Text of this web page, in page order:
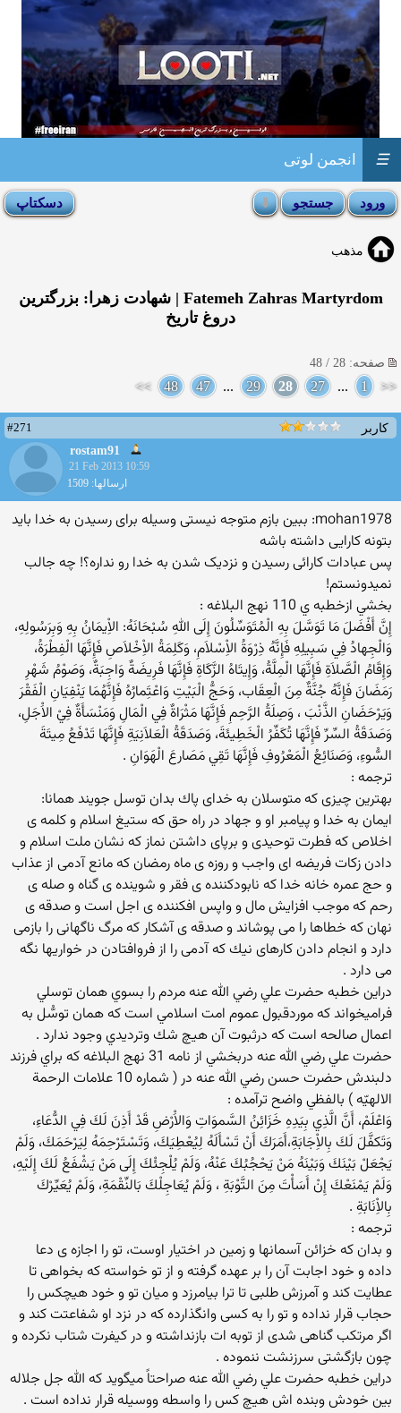
انجمن لوتی ☰
مذهب
Fatemeh Zahras Martyrdom | شهادت زهرا: بزرگترین
دروغ تاریخ
صفحه: 28 / 48
<<
1
...
27
28
29
...
47
48
>>
کاربر
#271
rostam91
21 Feb 2013 10:59
ارسالها: 1509
mohan1978: ببین بازم متوجه نیستی وسیله برای رسیدن به خدا باید
بتونه کارایی داشته باشه
پس عبادات کارائی رسیدن و نزدیک شدن به خدا رو نداره؟! چه جالب
نمیدونستم!
بخشي ازخطبه ي 110 نهج البلاغه :
إِنَّ أَفْضَلَ مَا تَوَسَّلَ بِهِ الْمُتَوَسِّلُونَ إِلَى اللهِ سُبْحَانَهُ: الاِْيمَانُ بِهِ وَبِرَسُولِهِ،
وَالْجِهادُ فِي سَبِيلِهِ فَإِنَّهُ ذِرْوَةُ الاِْسْلاَمِ، وَكَلِمَةُ الاِْخْلاَصِ فَإِنَّهَا الْفِطْرَةُ،
وَإِقَامُ الْصَّلاَةِ فَإِنَّهَا الْمِلَّةُ، وَإِيتَاهُ الزَّكَاةِ فَإِنَّهَا فَرِيضَةٌ وَاجِبَةٌ، وَصَوْمُ شَهْرِ
رَمَضَانَ فَإِنَّهُ جُنَّةٌ مِنَ الْعِقَاب، وَحَجُّ الْبَيْتِ وَاعْتَِمارُهُ فَإِنَّهُمَا يَنْفِيَانِ الْفَقْرَ
وَيَرْحَضَانِ الذَّنْبَ ، وَصِلَةُ الرَّحِمِ فَإِنَّهَا مَثْرَاةٌ فِي الْمَالِ وَمَنْسَأَةٌ فِيْ الاَْجَلِ،
وَصَدَقَةُ السِّرِّ فَإِنَّهَا تُكَفِّرُ الْخَطِيئَةَ، وَصَدَقَةُ الْعَلاَنِيَةِ فَإِنَّهَا تَدْفَعُ مِيتَةَ
السُّوءِ، وَصَنَائِعُ الْمَعْرُوفِ فَإِنَّهَا تَقِي مَصَارعَ الْهَوَانِ .
ترجمه :
بهترين چيزى كه متوسلان به خداى پاك بدان توسل جويند همانا:
ايمان به خدا و پيامبر او و جهاد در راه حق كه ستيغ اسلام و كلمه ى
اخلاص كه فطرت توحيدى و برپاى داشتن نماز كه نشان ملت اسلام و
دادن زكات فريضه اى واجب و روزه ى ماه رمضان كه مانع آدمى از عذاب
و حج عمره خانه خدا كه نابودكننده ى فقر و شوينده ى گناه و صله ى
رحم كه موجب افزايش مال و واپس افكننده ى اجل است و صدقه ى
نهان كه خطاها را مى پوشاند و صدقه ى آشكار كه مرگ ناگهانى را بازمى
دارد و انجام دادن كارهاى نيك كه آدمى را از فروافتادن در خواريها نگه
مى دارد .
دراين خطبه حضرت علي رضي الله عنه مردم را بسوي همان توسلي
فراميخواند كه موردقبول عموم امت اسلامي است كه همان توسُّل به
اعمال صالحه است كه درثبوت آن هيچ شك وترديدي وجود ندارد .
حضرت علي رضي الله عنه دربخشي از نامه 31 نهج البلاغه كه براي فرزند
دلبندش حضرت حسن رضي الله عنه در ( شماره 10 علامات الرحمة
الالهيّه ) بالفظي واضح ترآمده :
وَاعْلَمْ، أَنَّ الَّذِي بِيَدِهِ خَزَائِنُ السَّموَاتِ وَالاَْرْضِ قَدْ أَذِنَ لَكَ فِي الدُّعَاءِ،
وَتَكفَّلَ لَكَ بِالاِْجَابَةِ،أَمَرَكَ أَنْ تَسْأَلَهُ لِيُعْطِيَكَ، وَتَسْتَرْحِمَهُ لِيَرْحَمَكَ، وَلَمْ
يَجْعَلْ بَيْنَكَ وَبَيْنَهُ مَنْ يَحْجُبُكَ عَنْهُ، وَلَمْ يُلْجِئْكَ إِلَى مَنْ يَشْفَعُ لَكَ إِلَيْهِ،
وَلَمْ يَمْنَعْكَ إِنْ أَسَأْتَ مِنَ التَّوْبَةِ ، وَلَمْ يُعَاجِلْكَ بَالنِّقْمَةِ، وَلَمْ يُعَيِّرْكَ
بِالاِْنَابَةِ .
ترجمه :
و بدان كه خزائن آسمانها و زمين در اختيار اوست، تو را اجازه ى دعا
داده و خود اجابت آن را بر عهده گرفته و از تو خواسته كه بخواهى تا
عطايت كند و آمرزش طلبى تا ترا بيامرزد و ميان تو و خود هيچكس را
حجاب قرار نداده و تو را به كسى وانگذارده كه در نزد او شفاعتت كند و
اگر مرتكب گناهى شدى از توبه ات بازنداشته و در كيفرت شتاب نكرده و
چون بازگشتى سرزنشت ننموده .
دراين خطبه حضرت علي رضي الله عنه صراحتاً ميگويد كه الله جل جلاله
بين خودش وبنده اش هيچ كس را واسطه ووسيله قرار نداده است .